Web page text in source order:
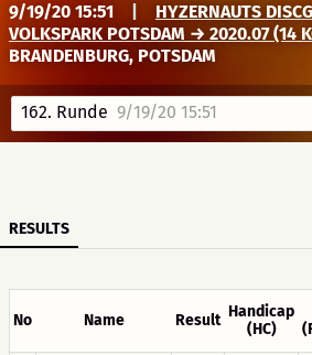
9/19/20 15:51
HYZERNAUTS
VOLKSPARK POTSDAM → 2020.07 (14
BRANDENBURG, POTSDAM
162. Runde 9/19/20 15:51
RESULTS
No Name Result Handicap
(HC)